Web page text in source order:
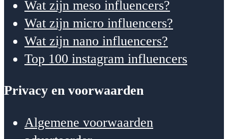
Wat zijn meso influencers?
Wat zijn micro influencers?
Wat zijn nano influencers?
Top 100 instagram influencers
Privacy en voorwaarden
Algemene voorwaarden